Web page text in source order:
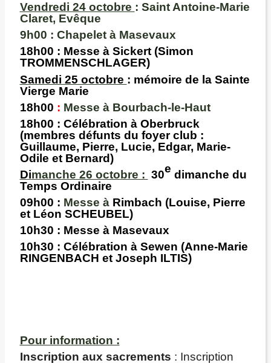
Vendredi 24 octobre : Saint Antoine-Marie
Claret, Evêque
9h00 : Chapelet à Masevaux
18h00 : Messe à Sickert (Simon
TROMMENSCHLAGER)
Samedi 25 octobre : mémoire de la Sainte
Vierge Marie
18h00 : Messe à Bourbach-le-Haut
18h00 : Célébration à Oberbruck
(membres défunts du foyer club :
Guillaume, Pierre, Lucie, Edgar, Marie-
Odile et Bernard)
Dimanche 26 octobre : 30e dimanche du
Temps Ordinaire
09h00 : Messe à Rimbach (Louise, Pierre
et Léon SCHEUBEL)
10h30 : Messe à Masevaux
10h30 : Célébration à Sewen (Anne-Marie
RINGENBACH et Joseph ILTIS)
Pour information :
Inscription aux sacrements : Inscription